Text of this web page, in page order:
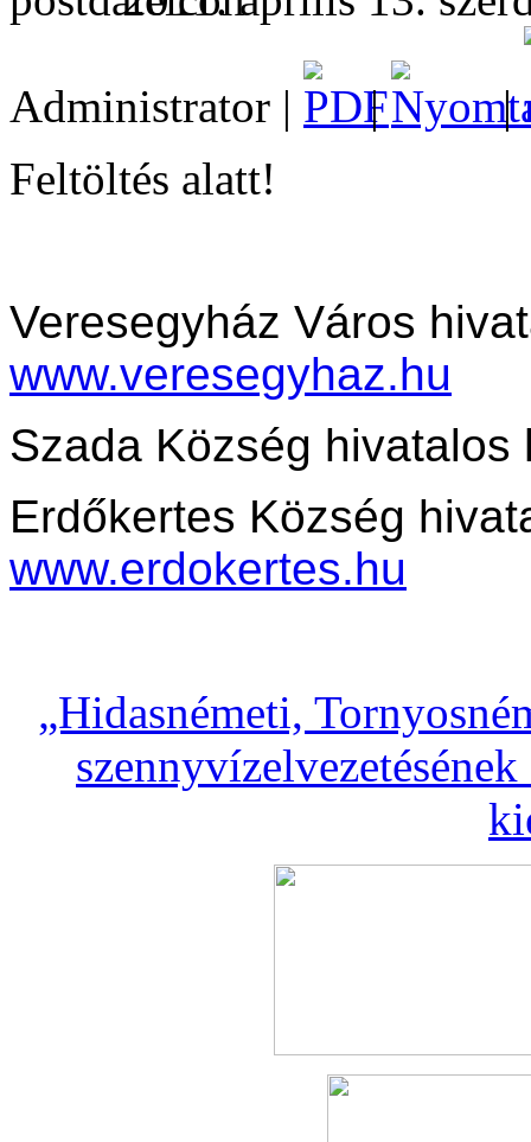
Administrator | |
|
Feltöltés alatt!
Veresegyház Város
www.veresegyhaz.hu
Szada Község
Erdőkertes Község
www.erdokertes.hu
„Hidasnémeti,